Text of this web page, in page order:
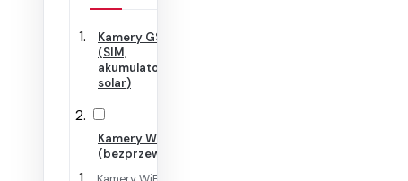
Kamery GSM
(SIM,
akumulator,
solar)
Kamery WiFi
(bezprzewodowe)